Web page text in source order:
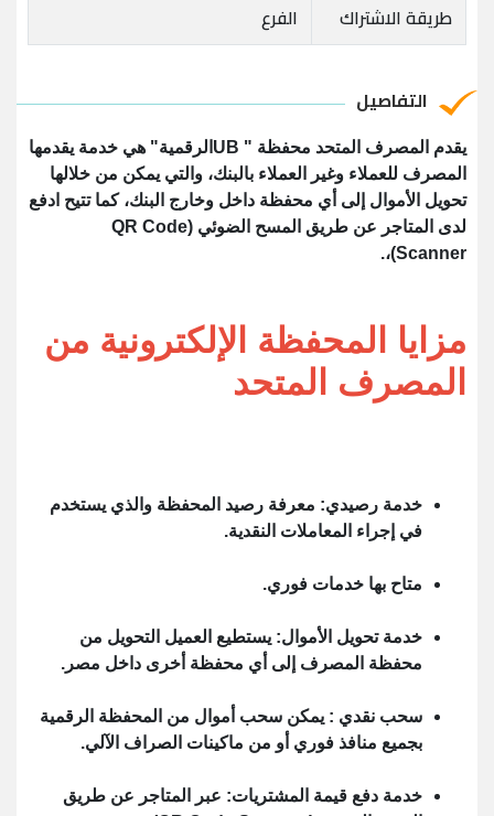
طريقة الاشتراك الفرع
التفاصيل
يقدم المصرف المتحد محفظة " UBالرقمية" هي خدمة يقدمها
المصرف للعملاء وغير العملاء بالبنك، والتي يمكن من خلالها
تحويل الأموال إلى أي محفظة داخل وخارج البنك، كما تتيح ادفع
لدى المتاجر عن طريق المسح الضوئي (QR Code
Scanner)،.
مزايا المحفظة الإلكترونية من
المصرف المتحد
خدمة رصيدي: معرفة رصيد المحفظة والذي يستخدم
في إجراء المعاملات النقدية.
متاح بها خدمات فوري.
خدمة تحويل الأموال: يستطيع العميل التحويل من
محفظة المصرف إلى أي محفظة أخرى داخل مصر.
سحب نقدي : يمكن سحب أموال من المحفظة الرقمية
بجميع منافذ فوري أو من ماكينات الصراف الآلي.
خدمة دفع قيمة المشتريات: عبر المتاجر عن طريق